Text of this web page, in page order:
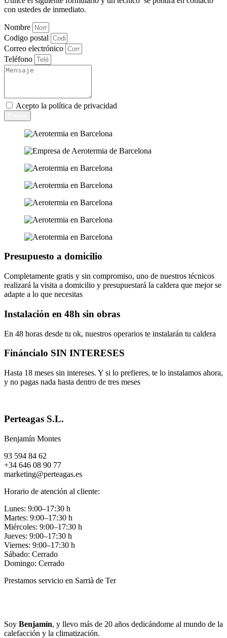
con ustedes de inmediato.
Nombre
Codigo postal
Correo electrónico
Teléfono
Acepto la política de privacidad
Presupuesto a domicilio
Completamente gratis y sin compromiso, uno de nuestros técnicos
realizará la visita a domicilio y presupuestará la caldera que mejor se
adapte a lo que necesitas
Instalación en 48h sin obras
En 48 horas desde tu ok, nuestros operarios te instalarán tu caldera
Fináncialo SIN INTERESES
Hasta 18 meses sin intereses. Y si lo prefieres, te lo instalamos ahora,
y no pagas nada hasta dentro de tres meses
Perteagas S.L.
Benjamín Montes
93 594 84 62
+34 646 08 90 77
marketing@perteagas.es
Horario de atención al cliente:
Lunes: 9:00–17:30 h
Martes: 9:00–17:30 h
Miércoles: 9:00–17:30 h
Jueves: 9:00–17:30 h
Viernes: 9:00–17:30 h
Sábado: Cerrado
Domingo: Cerrado
Prestamos servicio en Sarrià de Ter
Soy Benjamín, y llevo más de 20 años dedicándome al mundo de la
calefacción y la climatización.